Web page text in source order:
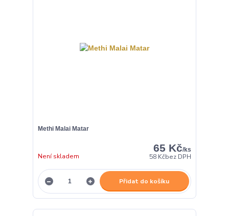
Methi Malai Matar
65 Kč/ks
58 Kčbez DPH
Není skladem
Přidat do košíku